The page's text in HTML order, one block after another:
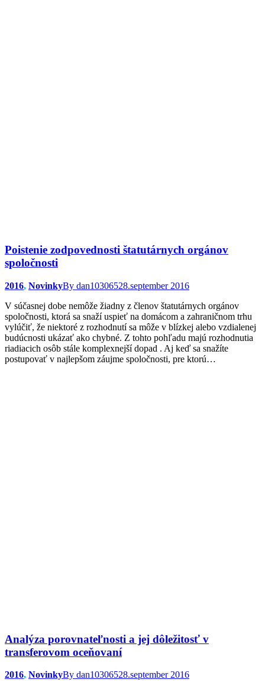
Poistenie zodpovednosti štatutárnych orgánov
spoločnosti
2016, NovinkyBy dan10306528.september 2016
V súčasnej dobe nemôže žiadny z členov štatutárnych orgánov
spoločnosti, ktorá sa snaží uspieť na domácom a zahraničnom trhu
vylúčiť, že niektoré z rozhodnutí sa môže v blízkej alebo vzdialenej
budúcnosti ukázať ako chybné. Z tohto pohľadu majú rozhodnutia
riadiacich osôb stále komplexnejší dopad . Aj keď sa snažíte
postupovať v najlepšom záujme spoločnosti, pre ktorú…
Analýza porovnateľnosti a jej dôležitosť v
transferovom oceňovaní
2016, NovinkyBy dan10306528.september 2016